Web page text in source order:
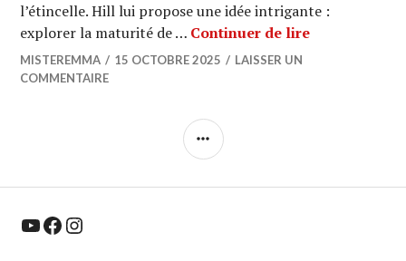
l’étincelle. Hill lui propose une idée intrigante :
explorer la maturité de … Continuer de lireCINEMA : «
MISTEREMMA 15 OCTOBRE 2025
LAISSER UN
COMMENTAIRE
COLONNE
YouTube Facebook Instagram